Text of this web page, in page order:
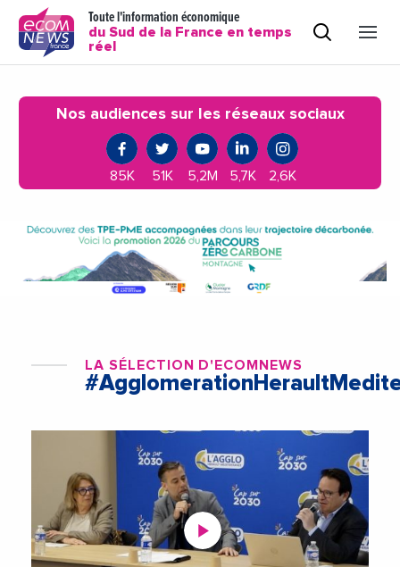
Toute l'information économique
du Sud de la France en temps
réel
Nos audiences sur les réseaux sociaux
85K 51K 5,2M 5,7K 2,6K
LA SÉLECTION D'ECOMNEWS